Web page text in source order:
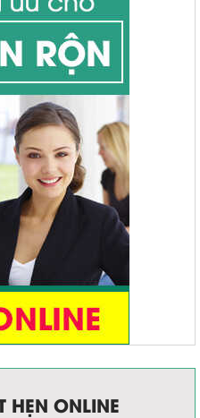
ONLINE